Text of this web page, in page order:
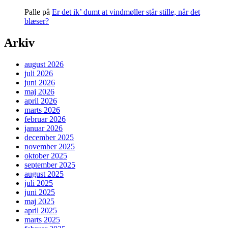
Palle på Er det ik’ dumt at vindmøller står stille, når det
blæser?
Arkiv
august 2026
juli 2026
juni 2026
maj 2026
april 2026
marts 2026
februar 2026
januar 2026
december 2025
november 2025
oktober 2025
september 2025
august 2025
juli 2025
juni 2025
maj 2025
april 2025
marts 2025